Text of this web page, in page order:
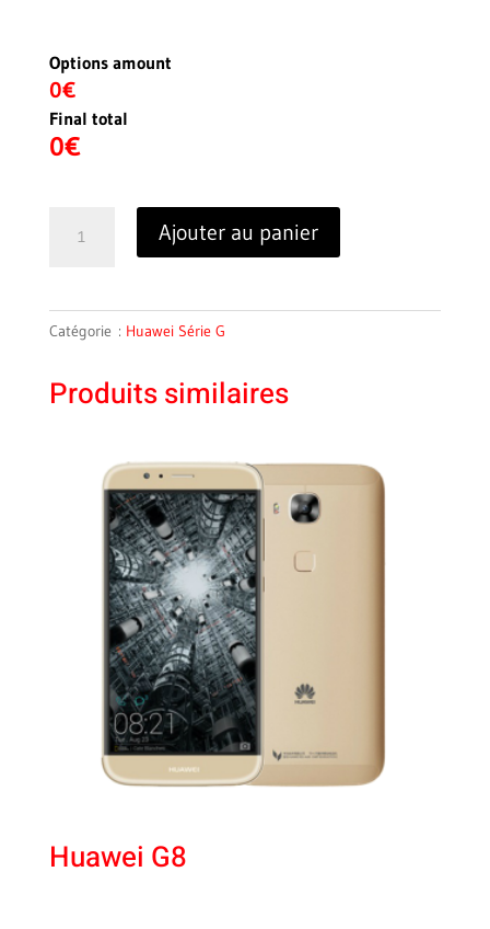
Options amount
0€
Final total
0€
Ajouter au panier
Catégorie : Huawei Série G
Produits similaires
Huawei G8